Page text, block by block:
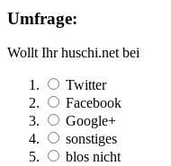
Umfrage:
Wollt Ihr huschi.net bei
Twitter
Facebook
Google+
sonstiges
blos nicht